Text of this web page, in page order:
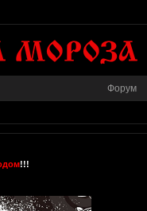
Форум
!!!